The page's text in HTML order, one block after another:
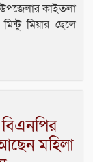
উপজেলার কাইতলা
মিয়ার ছেলে
মহিলা